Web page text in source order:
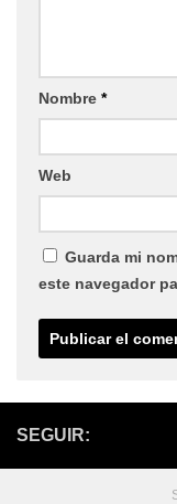
Nombre *
Web
Guarda mi
este navegador
SEGUIR: